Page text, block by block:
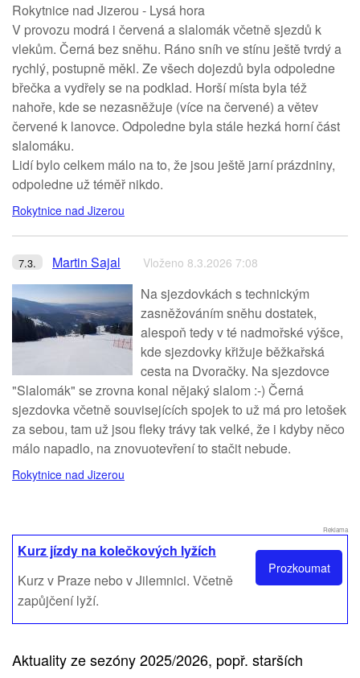
Rokytnice nad Jizerou - Lysá hora
V provozu modrá i červená a slalomák včetně sjezdů k
vlekům. Černá bez sněhu. Ráno sníh ve stínu ještě tvrdý a
rychlý, postupně měkl. Ze všech dojezdů byla odpoledne
břečka a vydřely se na podklad. Horší místa byla též
nahoře, kde se nezasněžuje (více na červené) a větev
červené k lanovce. Odpoledne byla stále hezká horní část
slalomáku.
Lidí bylo celkem málo na to, že jsou ještě jarní prázdniny,
odpoledne už téměř nikdo.
Rokytnice nad Jizerou
7.3. Martin Sajal Vloženo 8.3.2026 7:08
Na sjezdovkách s technickým
zasněžováním sněhu dostatek,
alespoň tedy v té nadmořské výšce,
kde sjezdovky křižuje běžkařská
cesta na Dvoračky. Na sjezdovce
"Slalomák" se zrovna konal nějaký slalom :-) Černá
sjezdovka včetně souvisejících spojek to už má pro letošek
za sebou, tam už jsou fleky trávy tak velké, že i kdyby něco
málo napadlo, na znovuotevření to stačit nebude.
Rokytnice nad Jizerou
Reklama
Prozkoumat
Kurz jízdy na kolečkových lyžích
Kurz v Praze nebo v Jilemnici. Včetně
zapůjčení lyží.
Aktuality ze sezóny 2025/2026, popř. starších